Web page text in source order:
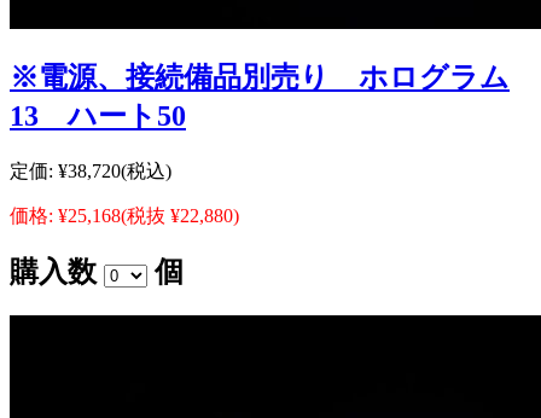
※電源、接続備品別売り ホログラム
13 ハート50
定価: ¥38,720(税込)
価格: ¥25,168(税抜 ¥22,880)
購入数 個